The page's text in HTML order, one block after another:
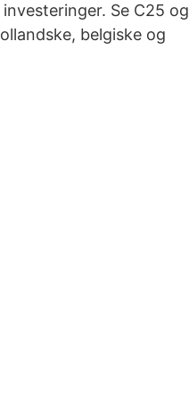
Se C25 og
belgiske og